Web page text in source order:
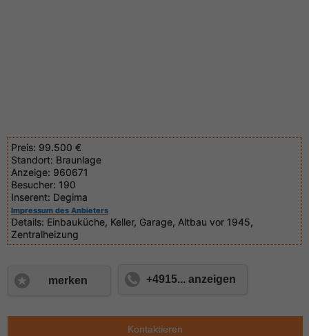
Preis: 99.500 €
Standort: Braunlage
Anzeige: 960671
Besucher: 190
Inserent: Degima
Impressum des Anbieters
Details: Einbauküche, Keller, Garage, Altbau vor 1945,
Zentralheizung
merken +4915... anzeigen
Kontaktieren